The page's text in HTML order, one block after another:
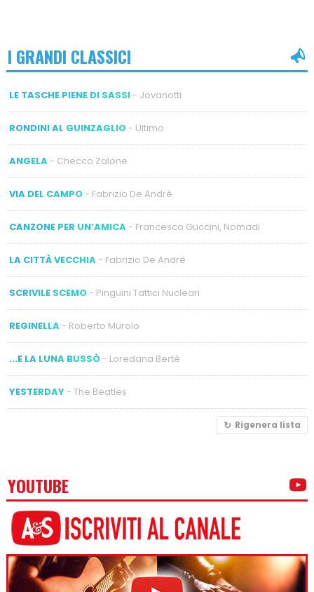
I GRANDI CLASSICI
LE TASCHE PIENE DI SASSI- Jovanotti
RONDINI AL GUINZAGLIO- Ultimo
ANGELA- Checco Zalone
VIA DEL CAMPO- Fabrizio De André
CANZONE PER UN’AMICA- Francesco Guccini, Nomadi
LA CITTÀ VECCHIA- Fabrizio De André
SCRIVILE SCEMO- Pinguini Tattici Nucleari
REGINELLA- Roberto Murolo
...E LA LUNA BUSSÒ- Loredana Bertè
YESTERDAY- The Beatles
Rigenera lista
YOUTUBE